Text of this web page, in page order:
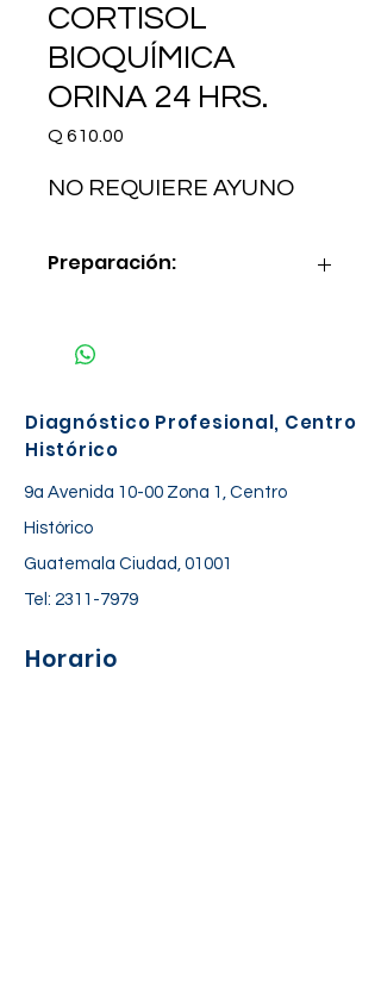
CORTISOL
BIOQUÍMICA
ORINA 24 HRS.
Q 610.00
NO REQUIERE AYUNO
Preparación:
Diagnóstico Profesional, Centro
Histórico
9a Avenida 10-00 Zona 1, Centro
Histórico
Guatemala Ciudad, 01001
Tel: 2311-7979
Horario